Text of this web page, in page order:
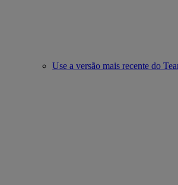
Use a versão mais recente do